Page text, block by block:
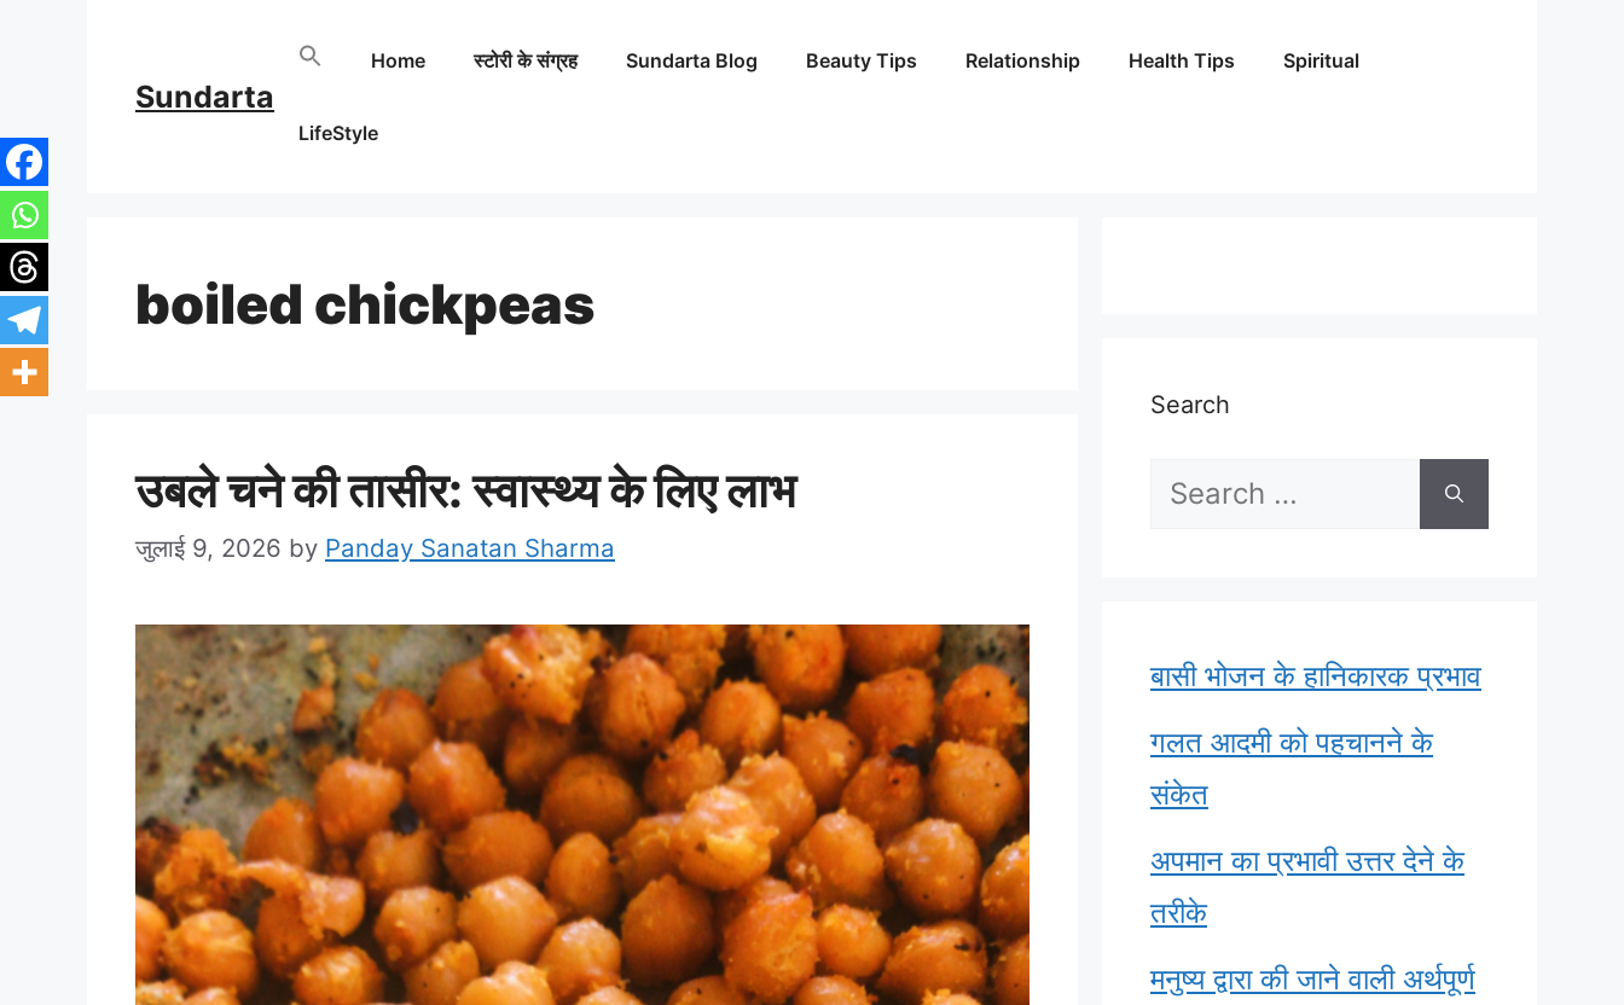
content
Sundarta
Home स्टोरी के संग्रह Sundarta Blog Beauty Tips Relationship Health Tips Spiritual
LifeStyle
boiled chickpeas
उबले चने की तासीर: स्वास्थ्य के लिए लाभ
जुलाई 9, 2026 by Panday Sanatan Sharma
Search
Search
बासी भोजन के हानिकारक प्रभाव
गलत आदमी को पहचानने के
संकेत
अपमान का प्रभावी उत्तर देने के
तरीके
मनुष्य द्वारा की जाने वाली अर्थपूर्ण